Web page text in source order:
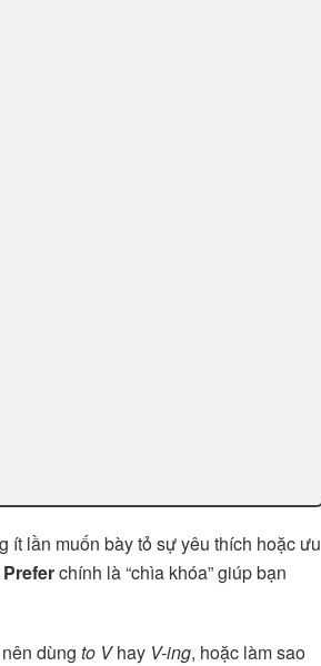
ít lần muốn bày tỏ sự yêu thích hoặc ưu
chính là “chìa khóa” giúp bạn
dùng to Vhay V-ing, hoặc làm sao